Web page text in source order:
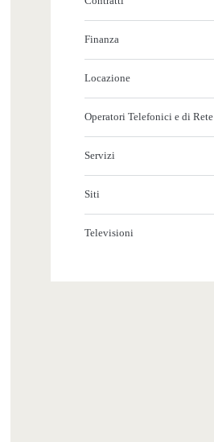
Finanza
Locazione
Operatori Telefonici e di Rete
Servizi
Siti
Televisioni